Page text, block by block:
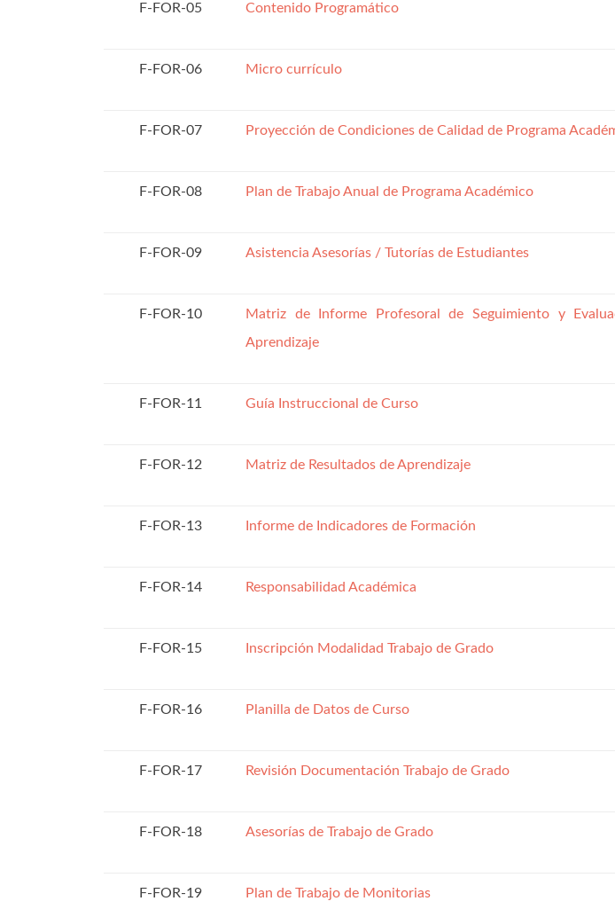
F-FOR-05 Contenido Programático
F-FOR-06 Micro currículo
F-FOR-07 Proyección de Condiciones de Calidad de Programa
F-FOR-08 Plan de Trabajo Anual de Programa Académico
F-FOR-09 Asistencia Asesorías / Tutorías de Estudiantes
F-FOR-10
Matriz de Informe Profesoral de Seguimiento y
Aprendizaje
F-FOR-11 Guía Instruccional de Curso
F-FOR-12 Matriz de Resultados de Aprendizaje
F-FOR-13 Informe de Indicadores de Formación
F-FOR-14 Responsabilidad Académica
F-FOR-15 Inscripción Modalidad Trabajo de Grado
F-FOR-16 Planilla de Datos de Curso
F-FOR-17 Revisión Documentación Trabajo de Grado
F-FOR-18 Asesorías de Trabajo de Grado
F-FOR-19 Plan de Trabajo de Monitorias